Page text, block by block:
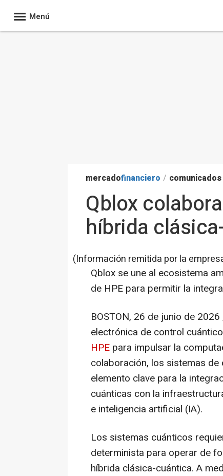
Menú
mercadofinanciero / comunicados
Qblox
híbrida
(Información remitida por la
Qblox se une al ecosistema
de HPE para permitir la
BOSTON, 26 de junio de 2026
electrónica de control
HPE para impulsar la
colaboración, los sistemas
elemento clave para la
cuánticas con la
e inteligencia artificial (IA).
Los sistemas cuánticos
determinista para operar de
híbrida clásica-cuántica. A